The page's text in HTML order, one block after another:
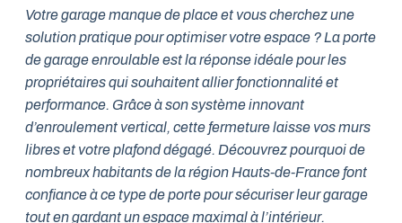
Votre garage manque de place et vous cherchez une
solution pratique pour optimiser votre espace ? La porte
de garage enroulable est la réponse idéale pour les
propriétaires qui souhaitent allier fonctionnalité et
performance. Grâce à son système innovant
d’enroulement vertical, cette fermeture laisse vos murs
libres et votre plafond dégagé. Découvrez pourquoi de
nombreux habitants de la région Hauts-de-France font
confiance à ce type de porte pour sécuriser leur garage
tout en gardant un espace maximal à l’intérieur.